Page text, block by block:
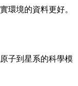
環境的資料更好。
子到星系的科學模